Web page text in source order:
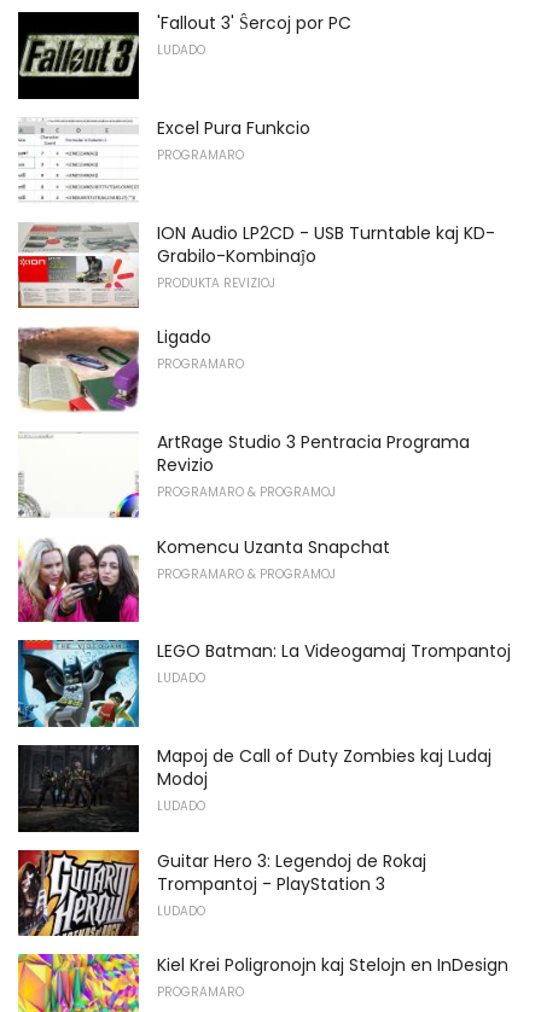
'Fallout 3' Ŝercoj por PC
LUDADO
Excel Pura Funkcio
PROGRAMARO
ION Audio LP2CD - USB Turntable kaj KD-
Grabilo-Kombinaĵo
PRODUKTA REVIZIOJ
Ligado
PROGRAMARO
ArtRage Studio 3 Pentracia Programa
Revizio
PROGRAMARO & PROGRAMOJ
Komencu Uzanta Snapchat
PROGRAMARO & PROGRAMOJ
LEGO Batman: La Videogamaj Trompantoj
LUDADO
Mapoj de Call of Duty Zombies kaj Ludaj
Modoj
LUDADO
Guitar Hero 3: Legendoj de Rokaj
Trompantoj - PlayStation 3
LUDADO
Kiel Krei Poligronojn kaj Stelojn en InDesign
PROGRAMARO